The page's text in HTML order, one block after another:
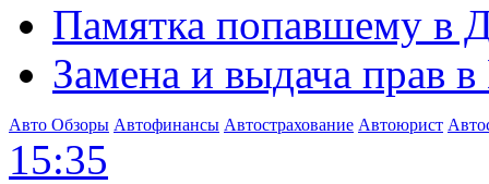
Памятка попавшему в
Замена и выдача прав
Авто Обзоры Автофинансы Автострахование Автоюрист
15:35